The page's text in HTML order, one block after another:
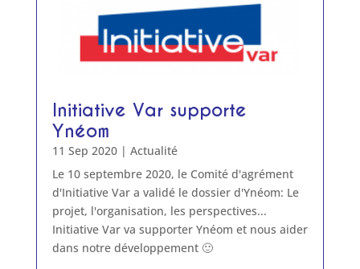
Initiative Var supporte
Ynéom
11 Sep 2020| Actualité
Le 10 septembre 2020, le Comité d'agrément
d'Initiative Var a validé le dossier d'Ynéom: Le
projet, l'organisation, les perspectives...
Initiative Var va supporter Ynéom et nous aider
dans notre développement 🙂